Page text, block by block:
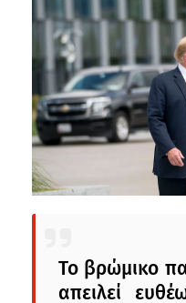
Το βρώμικο
απειλεί